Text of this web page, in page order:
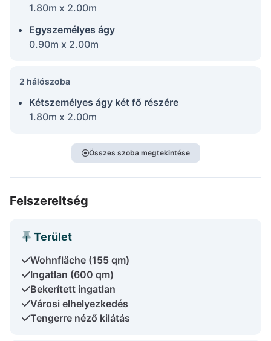
1.80m x 2.00m
Egyszemélyes ágy
0.90m x 2.00m
2 hálószoba
Kétszemélyes ágy két fő részére
1.80m x 2.00m
Összes szoba megtekintése
Felszereltség
Terület
Wohnfläche (155 qm)
Ingatlan (600 qm)
Bekerített ingatlan
Városi elhelyezkedés
Tengerre néző kilátás